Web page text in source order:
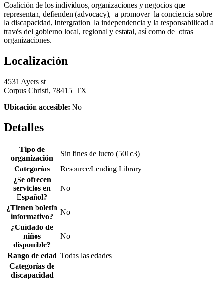
Coalición de los individuos, organizaciones y negocios que
representan, defienden (advocacy), a promover la conciencia sobre
la discapacidad, Intergration, la independencia y la responsabilidad a
través del gobierno local, regional y estatal, así como de otras
organizaciones.
Localización
4531 Ayers st
Corpus Christi, 78415, TX
Ubicación accesible: No
Detalles
Tipo de
organización
Sin fines de lucro (501c3)
Categorías
Resource/Lending Library
¿Se ofrecen
servicios en
Español?
No
¿Tienen boletín
informativo?
No
¿Cuidado de
niños
disponible?
No
Rango de edad Todas las edades
Categorías de
discapacidad